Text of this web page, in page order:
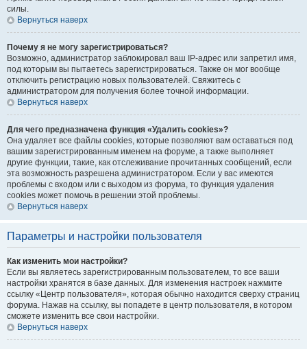
силы.
Вернуться наверх
Почему я не могу зарегистрироваться?
Возможно, администратор заблокировал ваш IP-адрес или запретил имя,
под которым вы пытаетесь зарегистрироваться. Также он мог вообще
отключить регистрацию новых пользователей. Свяжитесь с
администратором для получения более точной информации.
Вернуться наверх
Для чего предназначена функция «Удалить cookies»?
Она удаляет все файлы cookies, которые позволяют вам оставаться под
вашим зарегистрированным именем на форуме, а также выполняет
другие функции, такие, как отслеживание прочитанных сообщений, если
эта возможность разрешена администратором. Если у вас имеются
проблемы с входом или с выходом из форума, то функция удаления
cookies может помочь в решении этой проблемы.
Вернуться наверх
Параметры и настройки пользователя
Как изменить мои настройки?
Если вы являетесь зарегистрированным пользователем, то все ваши
настройки хранятся в базе данных. Для изменения настроек нажмите
ссылку «Центр пользователя», которая обычно находится сверху страниц
форума. Нажав на ссылку, вы попадете в центр пользователя, в котором
сможете изменить все свои настройки.
Вернуться наверх